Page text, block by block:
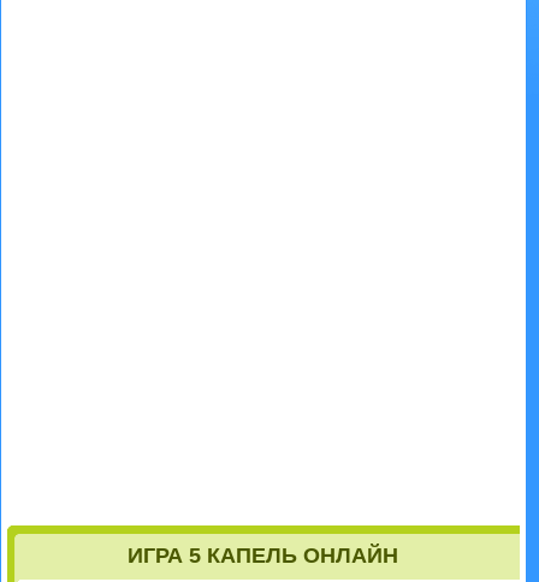
ИГРА 5 КАПЕЛЬ ОНЛАЙН